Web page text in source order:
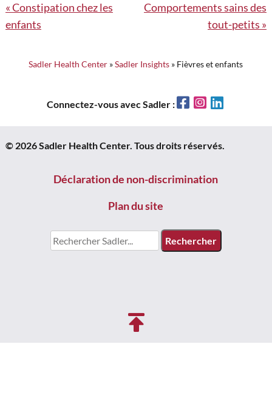
Navigation
de
l’article
Constipation chez les
enfants
Comportements sains des
tout-petits
Sadler Health Center »Sadler Insights » Fièvres et enfants
Connectez-vous avec Sadler : FacebookInstagram
© 2026 Sadler Health Center. Tous droits réservés.
Déclaration de non-discrimination
Plan du site
Chercher: